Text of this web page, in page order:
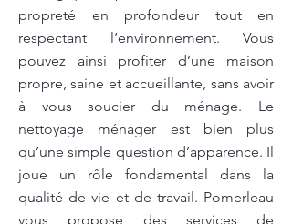
propreté en profondeur tout en
respectant l’environnement. Vous
pouvez ainsi profiter d’une maison
propre, saine et accueillante, sans avoir
à vous soucier du ménage. Le
nettoyage ménager est bien plus
qu’une simple question d’apparence. Il
joue un rôle fondamental dans la
qualité de vie et de travail. Pomerleau
vous propose des services de